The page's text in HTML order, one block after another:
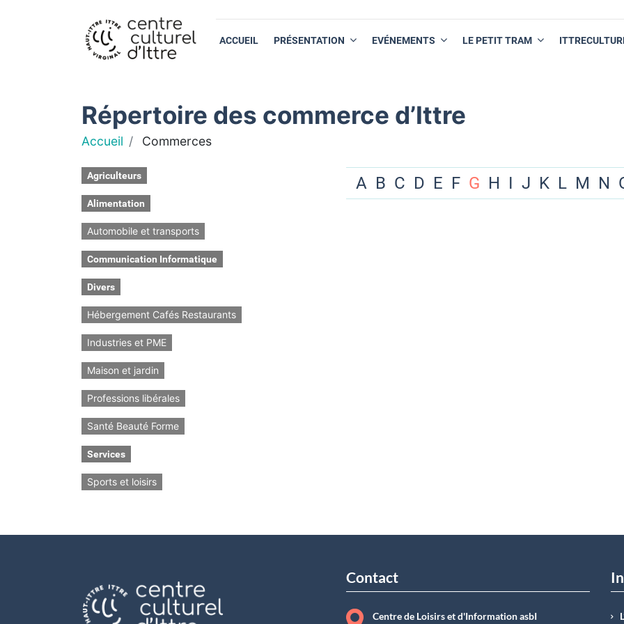
ACCUEIL PRÉSENTATION EVÉNEMENTS LE PETIT TRAM
Répertoire des commerce d’Ittre
Accueil Commerces
Agriculteurs
Alimentation
Automobile et transports
Communication Informatique
Divers
Hébergement Cafés Restaurants
Industries et PME
Maison et jardin
Professions libérales
Santé Beauté Forme
Services
Sports et loisirs
A B C D E F G H I J K L M N
Contact
Centre de Loisirs et d'Information asbI